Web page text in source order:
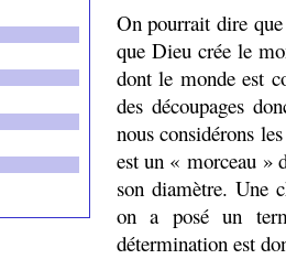
On pourrait dire
que Dieu crée le
dont le monde est
des découpages
nous considérons
est un « morceau »
son diamètre. Une
on a posé un
détermination est